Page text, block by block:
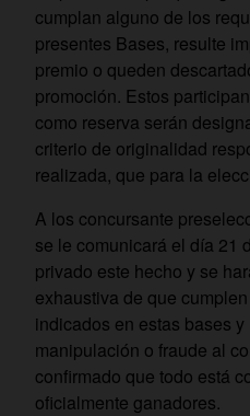
cumplan alguno de los
presentes Bases, resulte
premio o queden
promoción. Estos
como reserva serán
criterio de originalidad
realizada, que para la
A los concursante
se le comunicará el día 21
privado este hecho y se
exhaustiva de que
indicados en estas bases
manipulación o fraude al
confirmado que todo está
oficialmente ganadores.